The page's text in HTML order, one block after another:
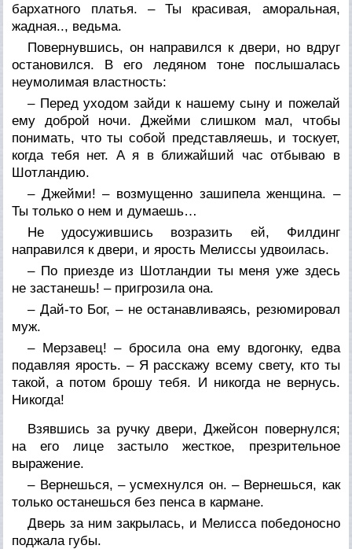
бархатного платья. – Ты красивая, аморальная,
жадная.., ведьма.
Повернувшись, он направился к двери, но вдруг
остановился. В его ледяном тоне послышалась
неумолимая властность:
– Перед уходом зайди к нашему сыну и пожелай
ему доброй ночи. Джейми слишком мал, чтобы
понимать, что ты собой представляешь, и тоскует,
когда тебя нет. А я в ближайший час отбываю в
Шотландию.
– Джейми! – возмущенно зашипела женщина. –
Ты только о нем и думаешь…
Не удосужившись возразить ей, Филдинг
направился к двери, и ярость Мелиссы удвоилась.
– По приезде из Шотландии ты меня уже здесь
не застанешь! – пригрозила она.
– Дай-то Бог, – не останавливаясь, резюмировал
муж.
– Мерзавец! – бросила она ему вдогонку, едва
подавляя ярость. – Я расскажу всему свету, кто ты
такой, а потом брошу тебя. И никогда не вернусь.
Никогда!
Взявшись за ручку двери, Джейсон повернулся;
на его лице застыло жесткое, презрительное
выражение.
– Вернешься, – усмехнулся он. – Вернешься, как
только останешься без пенса в кармане.
Дверь за ним закрылась, и Мелисса победоносно
поджала губы.